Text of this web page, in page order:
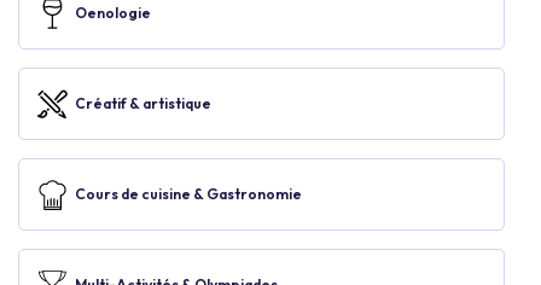
Oenologie
Créatif & artistique
Cours de cuisine & Gastronomie